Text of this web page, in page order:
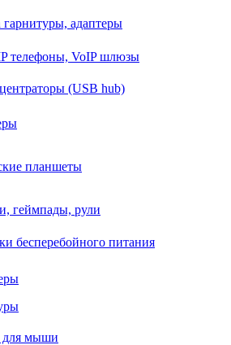
гарнитуры, адаптеры
телефоны, VoIP шлюзы
(USB hub)
планшеты
геймпады, рули
бесперебойного питания
для мыши